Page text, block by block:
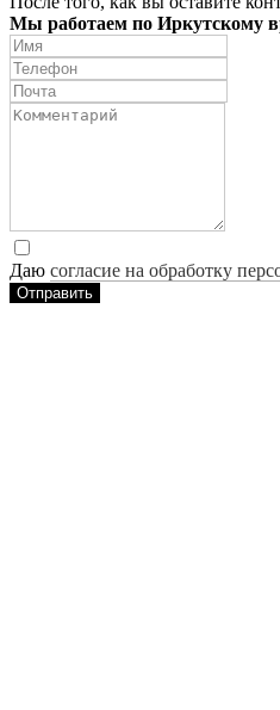
Мы работаем по Иркутскому
Даю согласие на обработку
Отправить